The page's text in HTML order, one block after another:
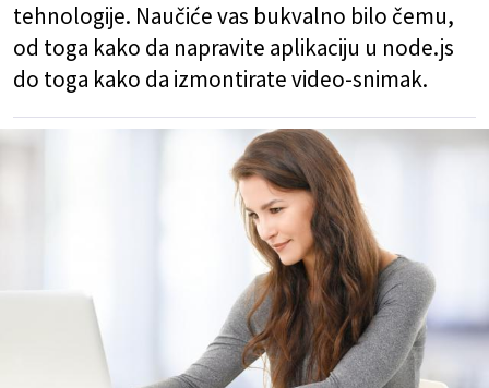
tehnologije. Naučiće vas bukvalno bilo čemu,
od toga kako da napravite aplikaciju u node.js
do toga kako da izmontirate video-snimak.